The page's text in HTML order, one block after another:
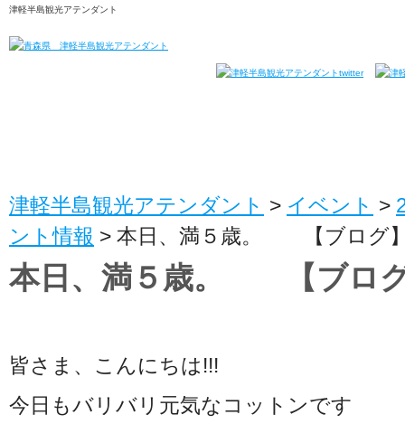
津軽半島観光アテンダント
津軽半島観光アテンダント > イベント >
ント情報 > 本日、満５歳。 【ブログ
本日、満５歳。 【ブロ
皆さま、こんにちは!!!
今日もバリバリ元気なコットンです